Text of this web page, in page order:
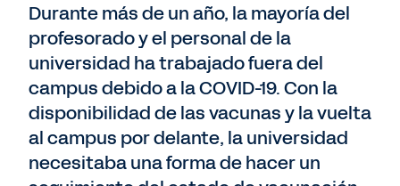
Durante más de un año, la mayoría del
profesorado y el personal de la
universidad ha trabajado fuera del
campus debido a la COVID-19. Con la
disponibilidad de las vacunas y la vuelta
al campus por delante, la universidad
necesitaba una forma de hacer un